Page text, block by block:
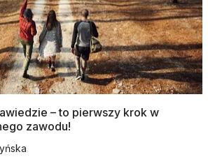
– to pierwszy krok w
zawodu!